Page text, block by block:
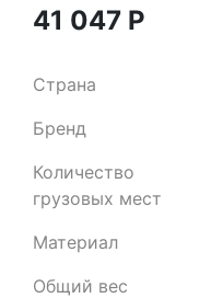
41 047 Р
Страна
Бренд
Количество
грузовых мест
Материал
Общий вес